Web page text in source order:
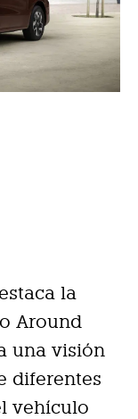
la
Around
una visión
diferentes
vehículo